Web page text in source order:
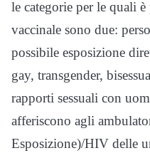
le categorie per le quali
vaccinale sono due:
possibile esposizione
gay, transgender,
rapporti sessuali con
afferiscono agli
Esposizione)/HIV delle